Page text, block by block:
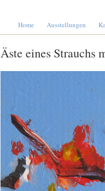
Home Ausstellungen
Äste eines Strauchs